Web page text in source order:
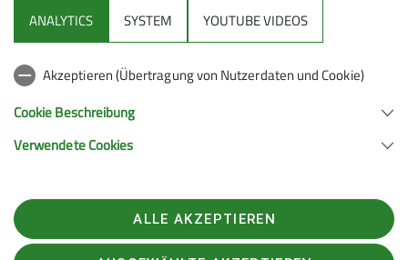
Klettern
Service
63450 Hanau
Telefon +496181257071
ANALYTICS SYSTEM YOUTUBE VIDEOS
Akzeptieren (Übertragung von Nutzerdaten und Cookie)
Cookie Beschreibung
Verwendete Cookies
ALLE AKZEPTIEREN